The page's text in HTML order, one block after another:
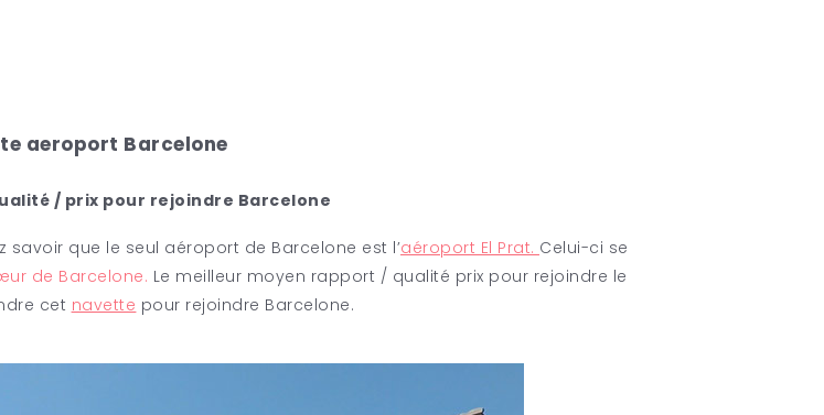
aeroport Barcelone
/ prix pour rejoindre Barcelone
que le seul aéroport de Barcelone est l’aéroport El Prat. Celui-ci se
de Barcelone. Le meilleur moyen rapport / qualité prix pour rejoindre le
cet navette pour rejoindre Barcelone.